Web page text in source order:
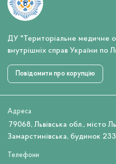
ДУ "Територіальне медичне
внутрішніх справ України по
Повідомити про корупцію
Адреса
79068, Львівська обл., місто
Замарстинівська, будинок 233
Телефони